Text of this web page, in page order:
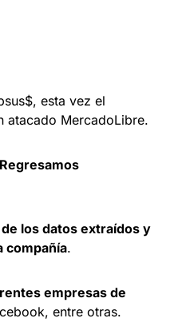
esta vez el
atacado MercadoLibre.
los datos extraídos y
compañía.
empresas de
entre otras.